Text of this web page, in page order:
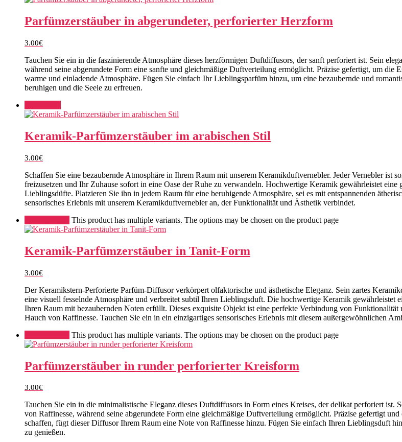
Parfümzerstäuber in abgerundeter, perforierter Herzform
3.00€
Tauchen Sie ein in die faszinierende Atmosphäre dieses herzförmigen Duftdiffusors, der sanft perforiert ist. Sein
während seine abgerundete Form eine sanfte und gleichmäßige Duftverteilung ermöglicht. Präzise gefertigt, um die
warme und einladende Atmosphäre. Fügen Sie einfach Ihr Lieblingsparfüm hinzu, um eine bezaubernde und
beruhigen und die Seele zu erfreuen.
Keramik-Parfümzerstäuber im arabischen Stil
3.00€
Schaffen Sie eine bezaubernde Atmosphäre in Ihrem Raum mit unserem Keramikduftvernebler. Jeder Vernebler ist
freizusetzen und Ihr Zuhause sofort in eine Oase der Ruhe zu verwandeln. Hochwertige Keramik gewährleistet
Lieblingsdüfte. Platzieren Sie ihn in jedem Raum für eine beruhigende Atmosphäre, sei es mit entspannenden
sensorisches Erlebnis mit unserem Keramikduftvernebler an, der Funktionalität und Ästhetik verbindet.
This product has multiple variants. The options may be chosen on the product page
Keramik-Parfümzerstäuber in Tanit-Form
3.00€
Der Keramikstern-Perforierte Parfüm-Diffusor verkörpert olfaktorische und ästhetische Eleganz. Sein zartes
eine visuell fesselnde Atmosphäre und verbreitet subtil Ihren Lieblingsduft. Die hochwertige Keramik gewährleistet
Ihren Raum mit bezaubernden Noten erfüllt. Dieses exquisite Objekt ist eine perfekte Verbindung von
Hauch von Raffinesse. Tauchen Sie ein in ein einzigartiges sensorisches Erlebnis mit diesem außergewöhnlichen
This product has multiple variants. The options may be chosen on the product page
Parfümzerstäuber in runder perforierter Kreisform
3.00€
Tauchen Sie ein in die minimalistische Eleganz dieses Duftdiffusors in Form eines Kreises, der delikat perforiert ist.
von Raffinesse, während seine abgerundete Form eine gleichmäßige Duftverteilung ermöglicht. Präzise gefertigt
schaffen, fügt dieser Diffusor Ihrem Raum eine Note von Raffinesse hinzu. Fügen Sie einfach Ihren Lieblingsduft
zu genießen.